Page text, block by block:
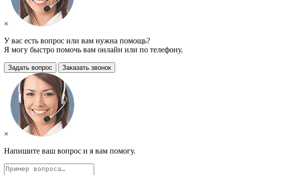
×
У вас есть вопрос или вам нужна помощь?
Я могу быстро помочь вам онлайн или по телефону.
Задать вопрос Заказать звонок
×
Напишите ваш вопрос и я вам помогу.